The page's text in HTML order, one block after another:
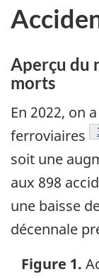
Aperçu du
morts
En 2022, on
ferroviaires
soit une
aux 898
une baisse
décennale
Figure 1.